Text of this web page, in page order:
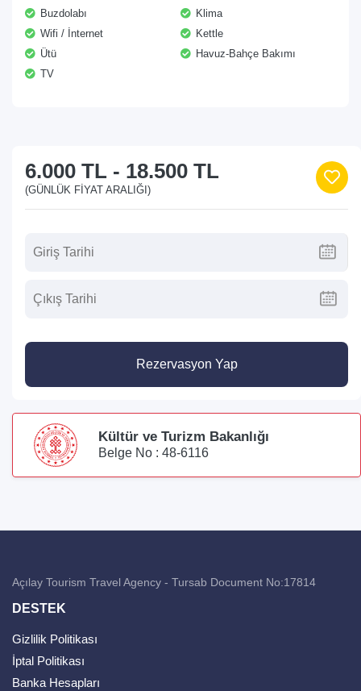
Buzdolabı
Klima
Wifi / İnternet
Kettle
Ütü
Havuz-Bahçe Bakımı
TV
6.000 TL - 18.500 TL
(GÜNLÜK FIYAT ARALIĞI)
Rezervasyon Yap
Kültür ve Turizm Bakanlığı
Belge No : 48-6116
Açılay Tourism Travel Agency - Tursab Document No:17814
DESTEK
Gizlilik Politikası
İptal Politikası
Banka Hesapları